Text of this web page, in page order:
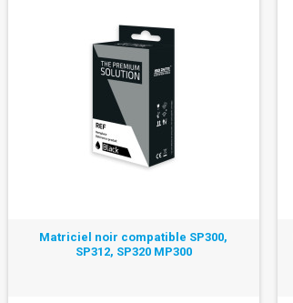
Matriciel noir compatible SP300,
SP312, SP320 MP300